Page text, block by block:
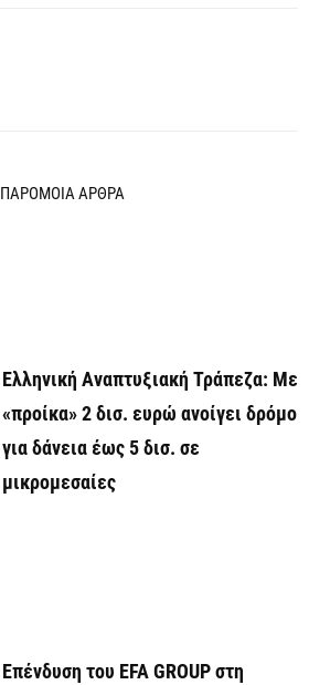
ΠΑΡΟΜΟΙΑ ΑΡΘΡΑ
Ελληνική Αναπτυξιακή Τράπεζα: Με
«προίκα» 2 δισ. ευρώ ανοίγει δρόμο
για δάνεια έως 5 δισ. σε
μικρομεσαίες
Επένδυση του EFA GROUP στη